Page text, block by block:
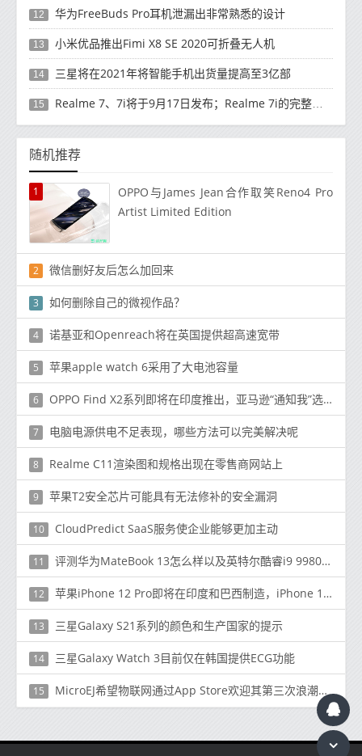
12 华为FreeBuds Pro耳机泄漏出非常熟悉的设计
13 小米优品推出Fimi X8 SE 2020可折叠无人机
14 三星将在2021年将智能手机出货量提高至3亿部
15 Realme 7、7i将于9月17日发布；Realme 7i的完整规格并导致泄漏
随机推荐
1
OPPO与James Jean合作取笑Reno4 Pro
Artist Limited Edition
2 微信删好友后怎么加回来
3 如何删除自己的微视作品？
4 诺基亚和Openreach将在英国提供超高速宽带
5 苹果apple watch 6采用了大电池容量
6 OPPO Find X2系列即将在印度推出，亚马逊“通知我”选项现已上线
7 电脑电源供电不足表现，哪些方法可以完美解决呢
8 Realme C11渲染图和规格出现在零售商网站上
9 苹果T2安全芯片可能具有无法修补的安全漏洞
10 CloudPredict SaaS服务使企业能够更加主动
11 评测华为MateBook 13怎么样以及英特尔酷睿i9 9980XE性能如何
12 苹果iPhone 12 Pro即将在印度和巴西制造，iPhone 12迷你电池容量揭晓
13 三星Galaxy S21系列的颜色和生产国家的提示
14 三星Galaxy Watch 3目前仅在韩国提供ECG功能
15 MicroEJ希望物联网通过App Store欢迎其第三次浪潮革命